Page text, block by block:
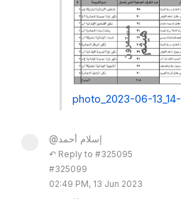
photo_2023-06-
@إسلام أحمد
↶ Reply to #325095
#325099
02:49 PM, 13 Jun 2023